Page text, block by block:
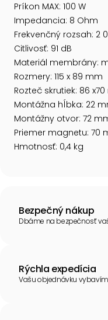
Príkon MAX: 100 W
Impedancia: 8 Ohm
Frekvenčný rozsah: 2
Citlivosť: 91 dB
Materiál membrány:
Rozmery: 115 x 89 mm
Rozteč skrutiek: 86
Montážna hĺbka: 22
Montážny otvor: 72
Priemer magnetu: 70
Hmotnosť: 0,4 kg
Bezpečný nákup
Dbáme na bezpečnosť
Rýchla expedícia
Vašu objednávku